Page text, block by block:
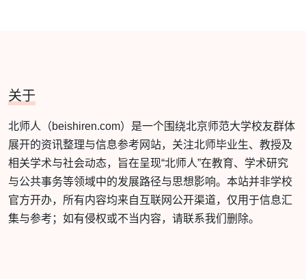
关于
北师人（beishiren.com）是一个围绕北京师范大学校友群体
展开的资讯整理与信息参考网站，关注北师毕业生、教授及
相关学术与社会动态，旨在呈现“北师人”在教育、学术研究
与公共事务等领域中的发展路径与思想影响。本站并非学校
官方开办，所有内容均来自互联网公开渠道，仅用于信息汇
集与参考；如有侵权或不当内容，请联系我们删除。